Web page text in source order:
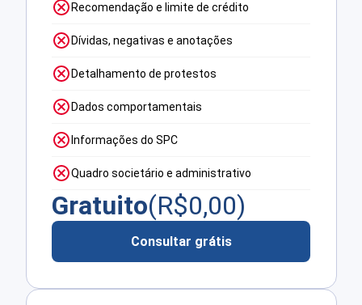
Recomendação e limite de crédito
Dívidas, negativas e anotações
Detalhamento de protestos
Dados comportamentais
Informações do SPC
Quadro societário e administrativo
Gratuito(R$0,00)
Consultar grátis